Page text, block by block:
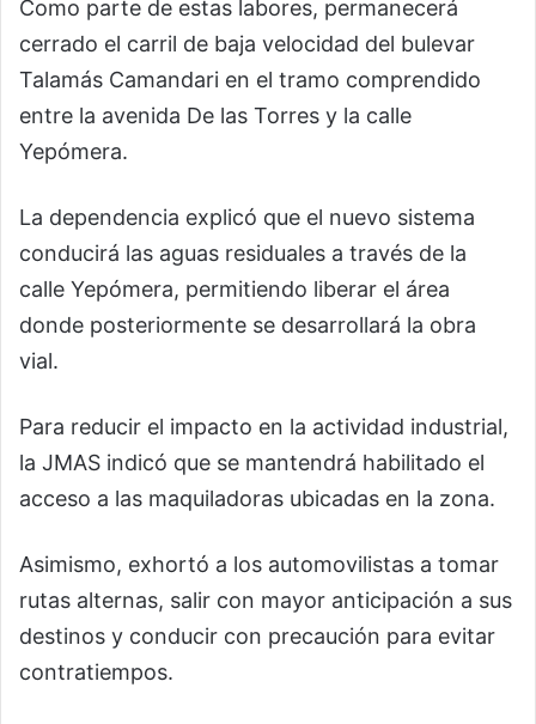
Como parte de estas labores, permanecerá
cerrado el carril de baja velocidad del bulevar
Talamás Camandari en el tramo comprendido
entre la avenida De las Torres y la calle
Yepómera.
La dependencia explicó que el nuevo sistema
conducirá las aguas residuales a través de la
calle Yepómera, permitiendo liberar el área
donde posteriormente se desarrollará la obra
vial.
Para reducir el impacto en la actividad industrial,
la JMAS indicó que se mantendrá habilitado el
acceso a las maquiladoras ubicadas en la zona.
Asimismo, exhortó a los automovilistas a tomar
rutas alternas, salir con mayor anticipación a sus
destinos y conducir con precaución para evitar
contratiempos.